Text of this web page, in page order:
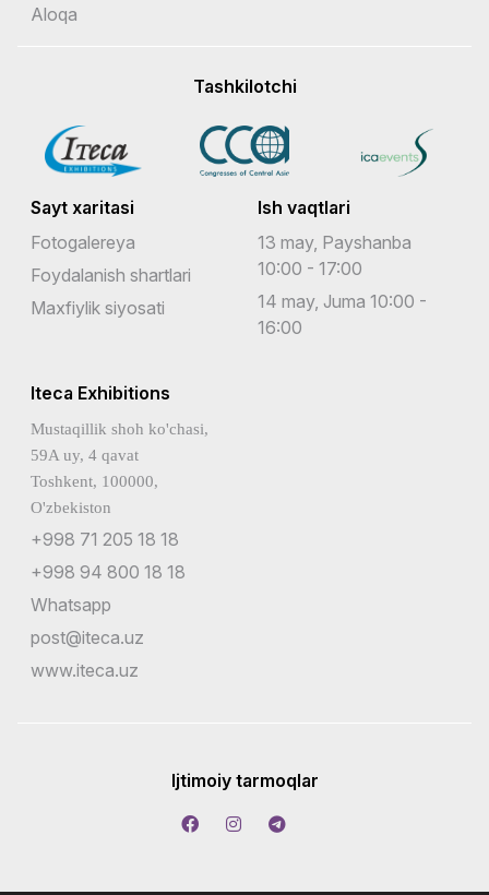
Aloqa
Tashkilotchi
Sayt xaritasi
Fotogalereya
Foydalanish shartlari
Maxfiylik siyosati
Ish vaqtlari
13 may, Payshanba
10:00 - 17:00
14 may, Juma 10:00 -
16:00
Iteca Exhibitions
Mustaqillik shoh ko'chasi,
59A uy, 4 qavat
Toshkent, 100000,
O'zbekiston
+998 71 205 18 18
+998 94 800 18 18
Whatsapp
post@iteca.uz
www.iteca.uz
Ijtimoiy tarmoqlar